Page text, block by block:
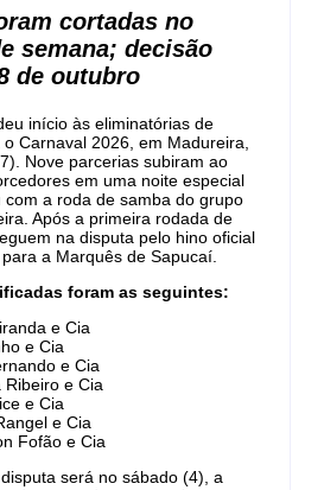
cortadas no
semana; decisão
de outubro
início às eliminatórias de
Carnaval 2026, em Madureira,
Nove parcerias subiram ao
em uma noite especial
a roda de samba do grupo
Após a primeira rodada de
na disputa pelo hino oficial
a Marquês de Sapucaí.
foram as seguintes:
e Cia
e Cia
e Cia
e Cia
e Cia
e Cia
Fofão e Cia
será no sábado (4), a